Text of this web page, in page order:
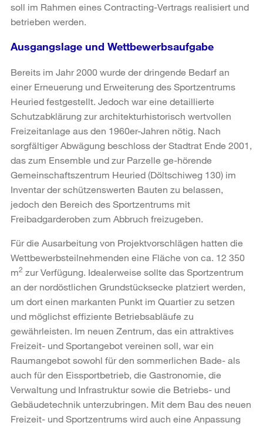
soll im Rahmen eines Contracting-Vertrags realisiert und
betrieben werden.
Ausgangslage und Wettbewerbsaufgabe
Bereits im Jahr 2000 wurde der dringende Bedarf an
einer Erneuerung und Erweiterung des Sportzentrums
Heuried festgestellt. Jedoch war eine detaillierte
Schutzabklärung zur architekturhistorisch wertvollen
Freizeitanlage aus den 1960er-Jahren nötig. Nach
sorgfältiger Abwägung beschloss der Stadtrat Ende 2001,
das zum Ensemble und zur Parzelle ge-hörende
Gemeinschaftszentrum Heuried (Döltschiweg 130) im
Inventar der schützenswerten Bauten zu belassen,
jedoch den Bereich des Sportzentrums mit
Freibadgarderoben zum Abbruch freizugeben.
Für die Ausarbeitung von Projektvorschlägen hatten die
Wettbewerbsteilnehmenden eine Fläche von ca. 12 350
m2 zur Verfügung. Idealerweise sollte das Sportzentrum
an der nordöstlichen Grundstücksecke platziert werden,
um dort einen markanten Punkt im Quartier zu setzen
und möglichst effiziente Betriebsabläufe zu
gewährleisten. Im neuen Zentrum, das ein attraktives
Freizeit- und Sportangebot vereinen soll, war ein
Raumangebot sowohl für den sommerlichen Bade- als
auch für den Eissportbetrieb, die Gastronomie, die
Verwaltung und Infrastruktur sowie die Betriebs- und
Gebäudetechnik unterzubringen. Mit dem Bau des neuen
Freizeit- und Sportzentrums wird auch eine Anpassung